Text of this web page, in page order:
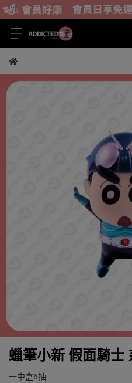
蠟筆小新 假面騎士
一中盒6抽